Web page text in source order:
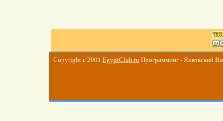
Copyright c 2001 EgyptClub.ru Программинг - Янковский